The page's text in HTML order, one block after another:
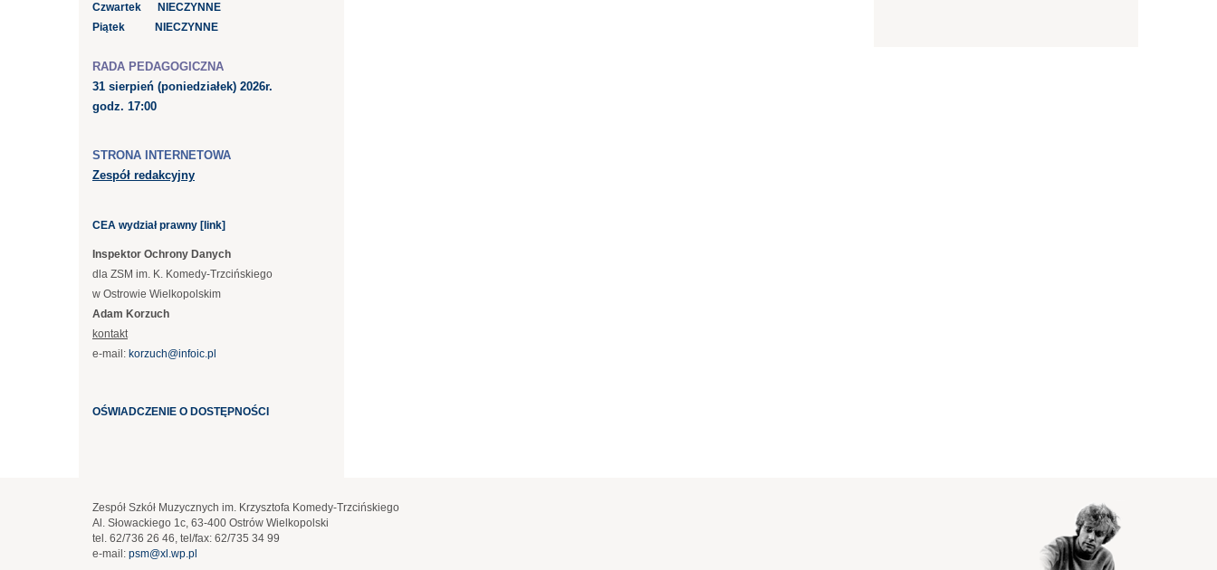
Czwartek NIECZYNNE
Piątek NIECZYNNE
RADA PEDAGOGICZNA
31 sierpień (poniedziałek) 2026r.
godz. 17:00
STRONA INTERNETOWA
Zespół redakcyjny
CEA wydział prawny [link]
Inspektor Ochrony Danych
dla ZSM im. K. Komedy-Trzcińskiego
w Ostrowie Wielkopolskim
Adam Korzuch
kontakt
e-mail: korzuch@infoic.pl
OŚWIADCZENIE O DOSTĘPNOŚCI
Zespół Szkół Muzycznych im. Krzysztofa Komedy-Trzcińskiego
Al. Słowackiego 1c, 63-400 Ostrów Wielkopolski
tel. 62/736 26 46, tel/fax: 62/735 34 99
e-mail: psm@xl.wp.pl